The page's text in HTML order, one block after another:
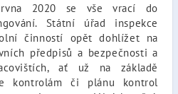
2020 se vše vrací do
Státní úřad inspekce
činností opět dohlížet na
předpisů a bezpečnosti a
ať už na základě
kontrolám či plánu kontrol